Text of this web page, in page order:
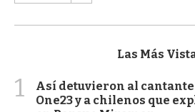
Las Más
1
Así detuvieron al
One23 y a chilenos que